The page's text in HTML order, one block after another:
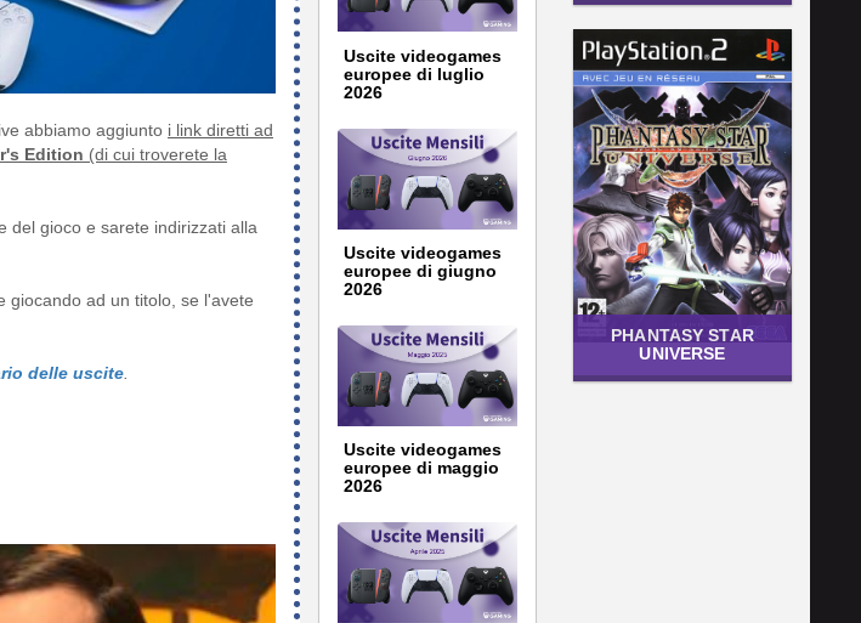
abbiamo aggiunto i link diretti ad
Edition (di cui troverete la
del gioco e sarete indirizzati alla
giocando ad un titolo, se l'avete
delle uscite.
Uscite videogames
europee di luglio
2026
Uscite videogames
europee di giugno
2026
Uscite videogames
europee di maggio
2026
PHANTASY STAR
UNIVERSE